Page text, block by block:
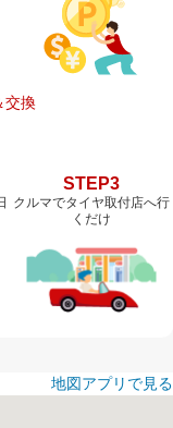
交換
STEP3
クルマでタイヤ取付店へ行
くだけ
地図アプリで見る